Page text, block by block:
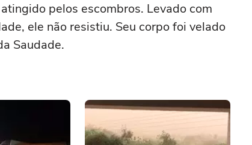
pelos escombros. Levado com
ele não resistiu. Seu corpo foi velado
Saudade.